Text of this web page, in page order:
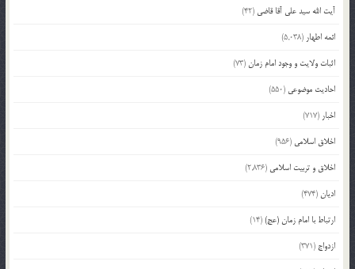
آیت الله سید علی آقا قاضی (42)
ائمه اطهار (5,038)
اثبات ولایت و وجود امام زمان(73)
احادیث موضوعی (550)
اخبار (717)
اخلاق اسلامی (956)
اخلاق و تربیت اسلامی (2,836)
ادیان(474)
ارتباط با امام زمان (عج)(14)
ازدواج (371)